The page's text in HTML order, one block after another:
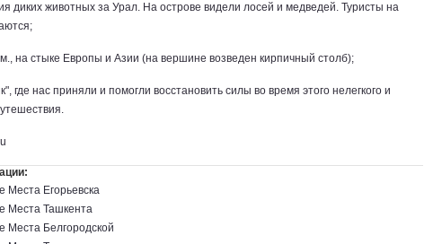
диких животных за Урал. На острове видели лосей и медведей. Туристы на
на стыке Европы и Азии (на вершине возведен кирпичный столб);
где нас приняли и помогли восстановить силы во время этого нелегкого и
Егорьевска
Места Ташкента
Места Белгородской